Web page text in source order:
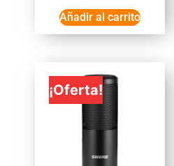
Añadir al carrito
¡Oferta!